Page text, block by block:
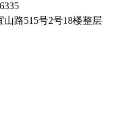
山路515号2号18楼整层